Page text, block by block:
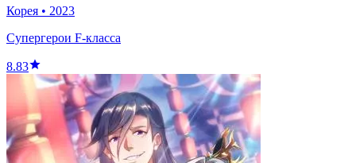
Корея • 2023
Супергерои F-класса
8.83